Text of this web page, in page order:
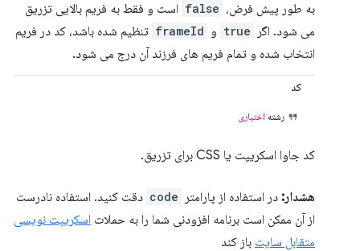
به طور پیش فرض، false است و فقط به فریم بالایی تزریق
می شود. اگر
true و frameId تنظیم شده باشد، کد در فریم
انتخاب شده و تمام فریم های فرزند آن درج می شود.
کد
رشته اختیاری
کد جاوا اسکریپت یا CSS برای تزریق.
هشدار: در استفاده از پارامتر code دقت کنید. استفاده نادرست
از آن ممکن است برنامه افزودنی شما را به حملات اسکریپت نویسی
متقابل سایت باز کند